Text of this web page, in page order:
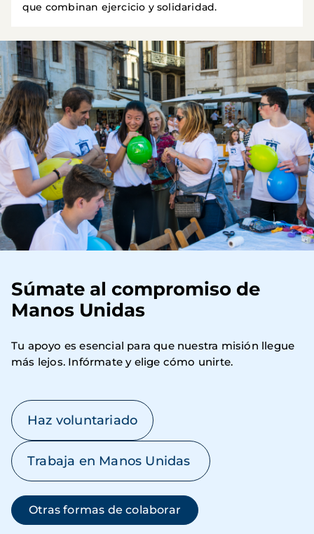
que combinan ejercicio y solidaridad.
Imagen
Súmate al compromiso de
Manos Unidas
Tu apoyo es esencial para que nuestra misión llegue
más lejos. Infórmate y elige cómo unirte.
Haz voluntariado
Trabaja en Manos Unidas
Otras formas de colaborar